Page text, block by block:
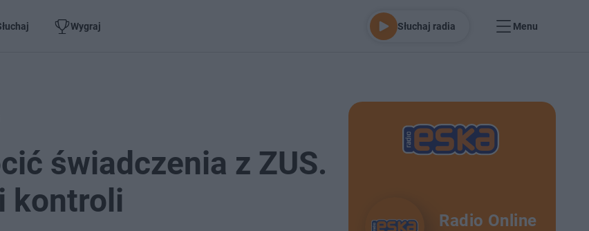
Wygraj Słuchaj radia Menu
świadczenia z ZUS.
kontroli
Radio Online